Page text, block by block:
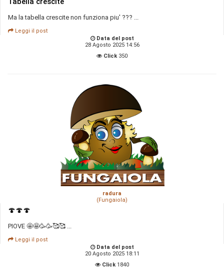
Ma la tabella crescite non funziona piu' ??? ...
Leggi il post
Data del post
28 Agosto 2025 14:56
Click 350
radura
(Fungaiola)
🍄🍄🍄
PIOVE 🤩🤩🥳🥳🥰🥰 ...
Leggi il post
Data del post
20 Agosto 2025 18:11
Click 1840